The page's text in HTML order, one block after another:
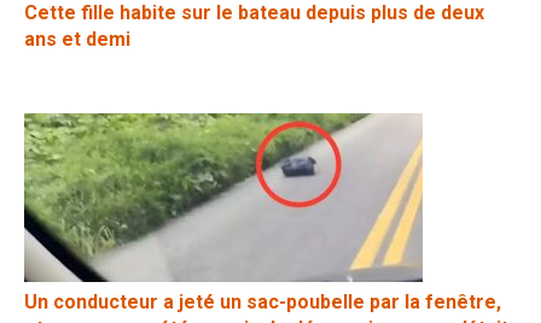
Cette fille habite sur le bateau depuis plus de deux
ans et demi
Un conducteur a jeté un sac-poubelle par la fenêtre,